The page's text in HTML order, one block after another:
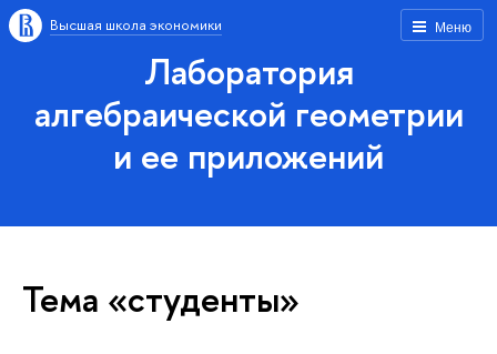
Меню
Высшая школа экономики
Лаборатория
алгебраической геометрии
и ее приложений
Тема «студенты»